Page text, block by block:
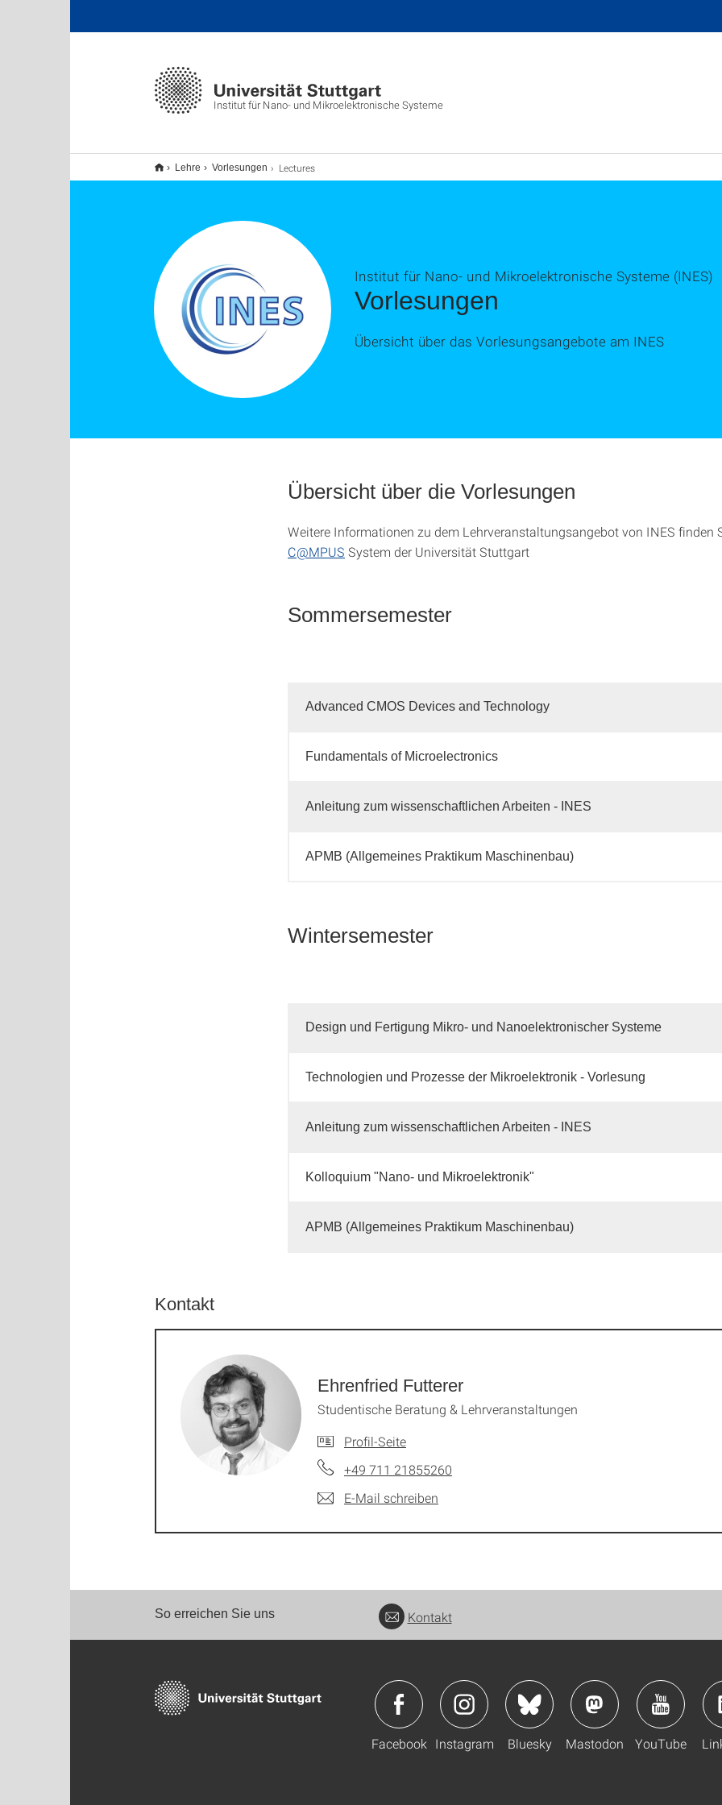
Institut für Nano- und Mikroelektronische Systeme
Lehre Vorlesungen Lectures
Vorlesungen
Institut für Nano- und Mikroelektronische Systeme (INES)
Übersicht über das Vorlesungsangebote am INES
Übersicht über die Vorlesungen
Weitere Informationen zu dem Lehrveranstaltungsangebot von INES finden
C@MPUS System der Universität Stuttgart
Sommersemester
Advanced CMOS Devices and Technology
Fundamentals of Microelectronics
Anleitung zum wissenschaftlichen Arbeiten - INES
APMB (Allgemeines Praktikum Maschinenbau)
Wintersemester
Design und Fertigung Mikro- und Nanoelektronischer Systeme
Technologien und Prozesse der Mikroelektronik - Vorlesung
Anleitung zum wissenschaftlichen Arbeiten - INES
Kolloquium "Nano- und Mikroelektronik"
APMB (Allgemeines Praktikum Maschinenbau)
Kontakt
Ehrenfried Futterer
Studentische Beratung & Lehrveranstaltungen
Profil-Seite
+49 711 21855260
E-Mail schreiben
So erreichen Sie uns Kontakt
Facebook Instagram Bluesky Mastodon YouTube